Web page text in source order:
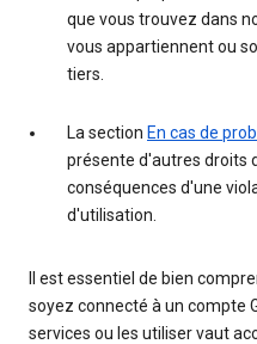
que vous trouvez dans
vous appartiennent ou
tiers.
La section En cas de
présente d'autres droits
conséquences d'une
d'utilisation.
Il est essentiel de bien
soyez connecté à un compte
services ou les utiliser vaut